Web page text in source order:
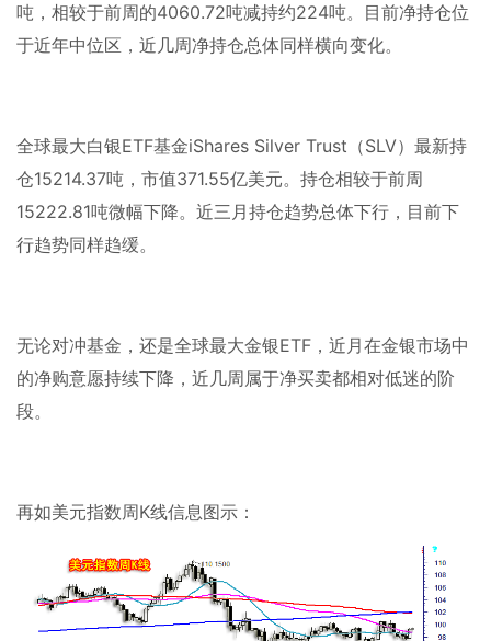
吨，相较于前周的4060.72吨减持约224吨。目前净持仓位
于近年中位区，近几周净持仓总体同样横向变化。
全球最大白银ETF基金iShares Silver Trust （SLV）最新持
仓15214.37吨，市值371.55亿美元。持仓相较于前周
15222.81吨微幅下降。近三月持仓趋势总体下行，目前下
行趋势同样趋缓。
无论对冲基金，还是全球最大金银ETF ，近月在金银市场中
的净购意愿持续下降，近几周属于净买卖都相对低迷的阶
段。
再如美元指数周K线信息图示：